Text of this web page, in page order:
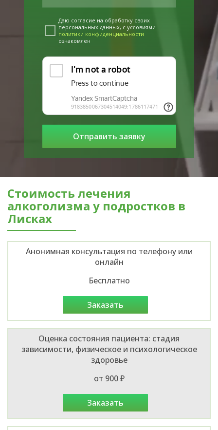
Даю согласие на обработку своих
персональных данных, с условиями
политики конфиденциальности
ознакомлен
Стоимость лечения
алкоголизма у подростков в
Лисках
Анонимная консультация по телефону или
онлайн
Бесплатно
заказать
Оценка состояния пациента: стадия
зависимости, физическое и психологическое
здоровье
от 900 ₽
заказать